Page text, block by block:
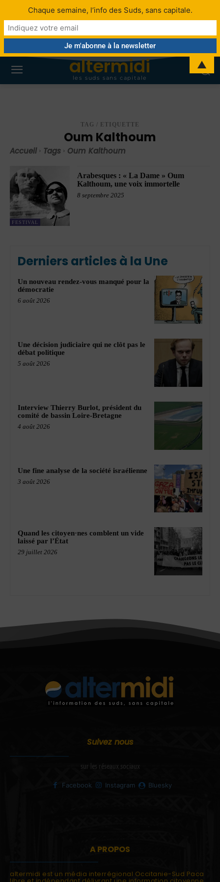
altermidi
les suds sans capitale
TAG / ETIQUETTE
Oum Kalthoum
Accueil Tags Oum Kalthoum
FESTIVAL
Arabesques : « La Dame » Oum
Kalthoum, une voix immortelle
8 septembre 2025
Derniers articles à la Une
Un nouveau rendez-vous manqué pour la
démocratie
6 août 2026
Une décision judiciaire qui ne clôt pas le
débat politique
5 août 2026
Interview Thierry Burlot, président du
comité de bassin Loire-Bretagne
4 août 2026
Une fine analyse de la société israélienne
3 août 2026
Quand les citoyen·nes comblent un vide
laissé par l’État
29 juillet 2026
Suivez nous
sur les réseaux sociaux
Facebook Instagram Bluesky
A PROPOS
altermidi est un média interrégional Occitanie-Sud Paca
Chaque semaine, l’info des Suds, sans capitale.
▲